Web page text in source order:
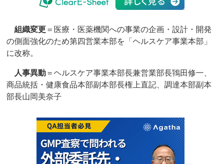
組織変更 ＝医療・医薬機関への事業の企画・設計・開発
の側面強化のため第四営業本部を「ヘルスケア事業本部」
に改称。
人事異動 ＝ヘルスケア事業本部長兼営業部長鴇田修一、
商品統括・健康食品本部副本部長権上直記、調達本部副本
部長山岡美奈子